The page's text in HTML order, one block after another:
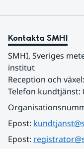
Kontakta SMHI
SMHI, Sveriges
institut
Reception och
Telefon kundtjänst:
Epost:
Epost: